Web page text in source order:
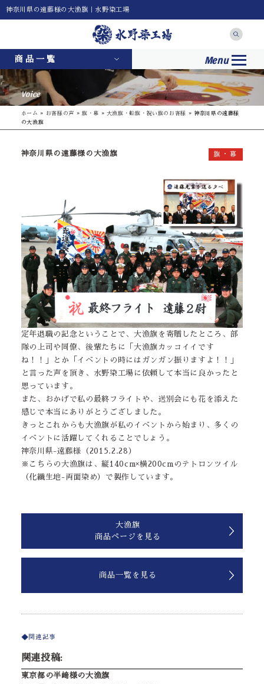
神奈川県の遠藤様の大漁旗｜水野染工場
商品一覧 Menu
Voice
ホーム » お客様の声 » 旗・幕 » 大漁旗・船旗・祝い旗のお客様 » 神奈川県の遠藤様
の大漁旗
神奈川県の遠藤様の大漁旗 旗・幕
定年退職の記念ということで、大漁旗を寄贈したところ、部
隊の上司や同僚、後輩たちに「大漁旗カッコイイです
ね！！」とか「イベントの時にはガンガン振りますよ！！」
と言った声を頂き、水野染工場に依頼して本当に良かったと
思っています。
また、おかげで私の最終フライトや、送別会にも花を添えた
感じで本当にありがとうござしました。
きっとこれからも大漁旗が私のイベントから始まり、多くの
イベントに活躍してくれることでしょう。
神奈川県-遠藤様（2015.2.28）
※こちらの大漁旗は、縦140cm×横200cmのテトロンツイル
（化繊生地-両面染め）で製作しています。
商品一覧を見る
大漁旗
商品ページを見る
関連記事
関連投稿:
東京都の半﨑様の大漁旗